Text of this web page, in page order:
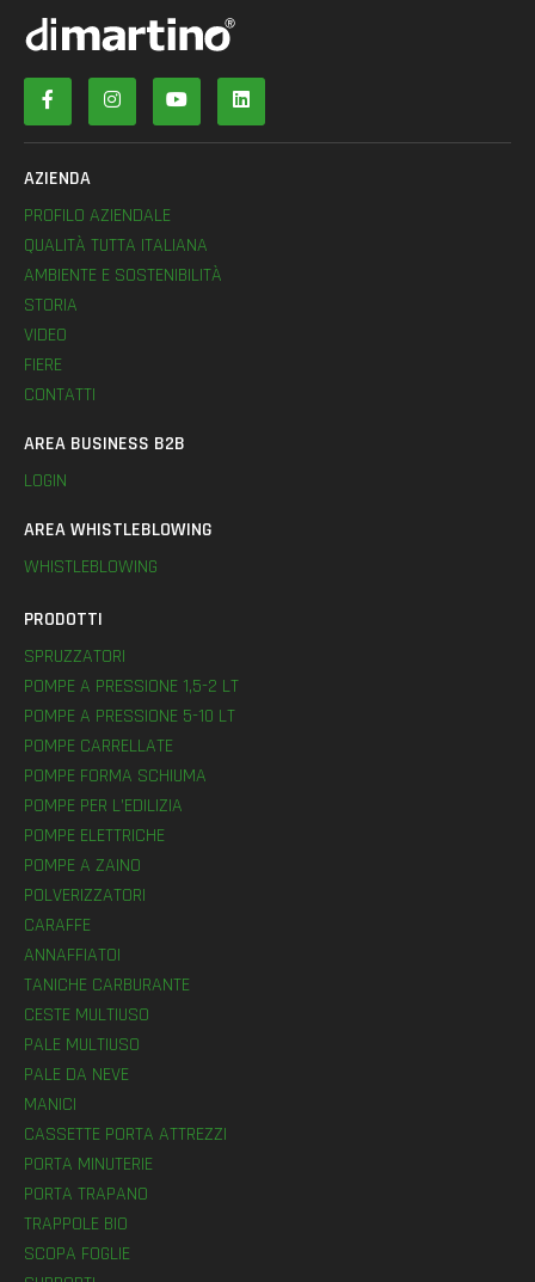
AZIENDA
PROFILO AZIENDALE
QUALITÀ TUTTA ITALIANA
AMBIENTE E SOSTENIBILITÀ
STORIA
VIDEO
FIERE
CONTATTI
AREA BUSINESS B2B
LOGIN
AREA WHISTLEBLOWING
WHISTLEBLOWING
PRODOTTI
SPRUZZATORI
POMPE A PRESSIONE 1,5-2 LT
POMPE A PRESSIONE 5-10 LT
POMPE CARRELLATE
POMPE FORMA SCHIUMA
POMPE PER L’EDILIZIA
POMPE ELETTRICHE
POMPE A ZAINO
POLVERIZZATORI
CARAFFE
ANNAFFIATOI
TANICHE CARBURANTE
CESTE MULTIUSO
PALE MULTIUSO
PALE DA NEVE
MANICI
CASSETTE PORTA ATTREZZI
PORTA MINUTERIE
PORTA TRAPANO
TRAPPOLE BIO
SCOPA FOGLIE